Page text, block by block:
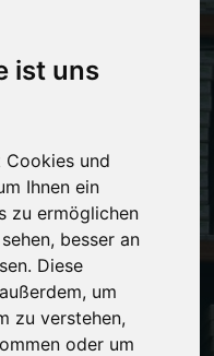
ist uns
Cookies und
Ihnen ein
zu ermöglichen
besser an
Diese
um
zu verstehen,
oder um
Rückruf